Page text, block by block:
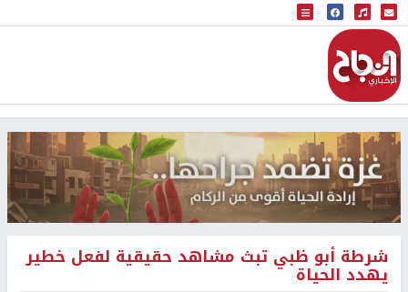
البث المباشر
إذاعة النجاح
شرطة أبو ظبي تبث مشاهد حقيقية لفعل خطير
يهدد الحياة